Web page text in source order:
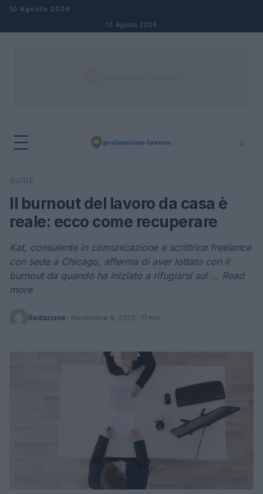
Salta al contenuto
10 Agosto 2026
10 Agosto 2026
⌕
Cerca
GUIDE
Il burnout del lavoro da casa è
reale: ecco come recuperare
Kat, consulente in comunicazione e scrittrice freelance
con sede a Chicago, afferma di aver lottato con il
burnout da quando ha iniziato a rifugiarsi sul ... Read
more
Redazione · Novembre 9, 2020 · 11 min